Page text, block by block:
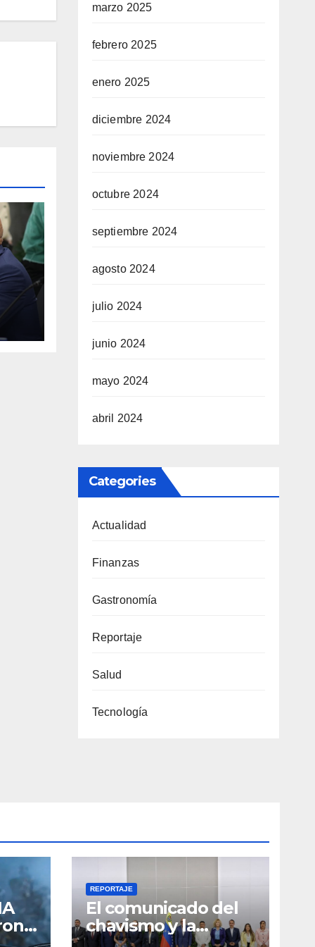
el
marzo 2025
febrero 2025
enero 2025
diciembre 2024
noviembre 2024
octubre 2024
septiembre 2024
agosto 2024
julio 2024
junio 2024
mayo 2024
abril 2024
Categories
Actualidad
Finanzas
Gastronomía
Reportaje
Salud
Tecnología
REPORTAJE
El comunicado del
chavismo y la